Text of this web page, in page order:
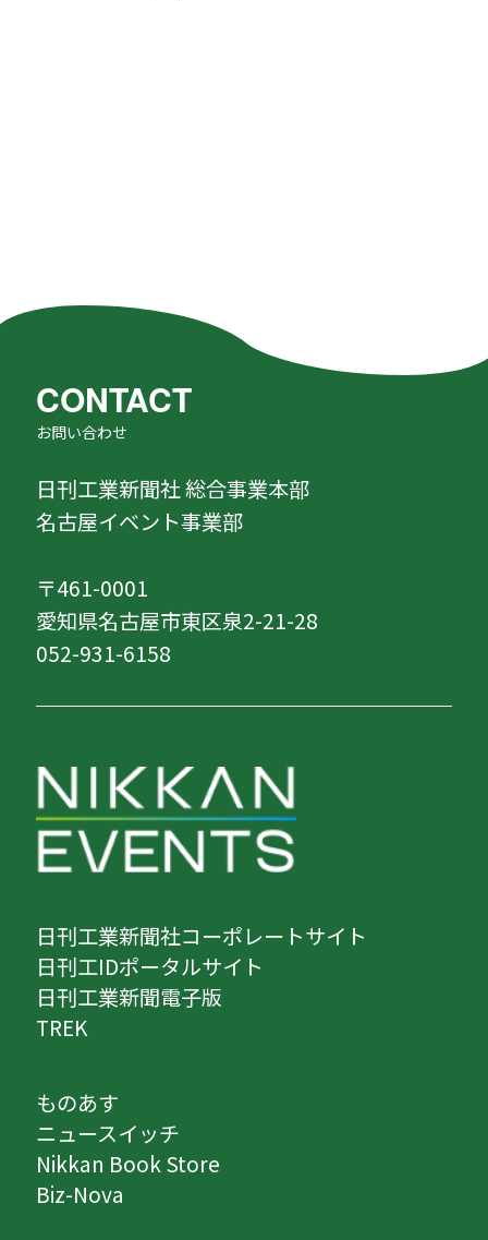
CONTACT
お問い合わせ
日刊工業新聞社 総合事業本部
名古屋イベント事業部
〒461-0001
愛知県名古屋市東区泉2-21-28
052-931-6158
日刊工業新聞社コーポレートサイト
日刊工IDポータルサイト
日刊工業新聞電子版
TREK
ものあす
ニュースイッチ
Nikkan Book Store
Biz-Nova